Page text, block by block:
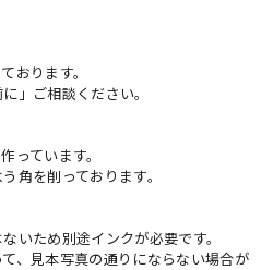
おります。
」ご相談ください。
っています。
角を削っております。
いため別途インクが必要です。
、見本写真の通りにならない場合が